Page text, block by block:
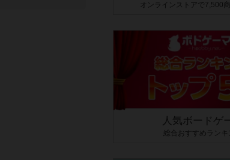
オンラインストアで7,500
人気ボードゲ
総合おすすめランキ